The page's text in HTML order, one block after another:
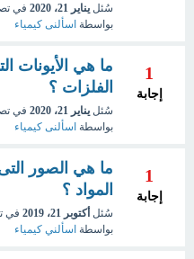
سُئل يناير 21، 2020 في
بواسطة اسألنى كيمياء
1
إجابة
ما هي الأيونات
الفلزات ؟
سُئل يناير 21، 2020 في
بواسطة اسألنى كيمياء
1
إجابة
ما هي الصور
المواد ؟
سُئل أكتوبر 21، 2019 في
بواسطة اسألني كيمياء